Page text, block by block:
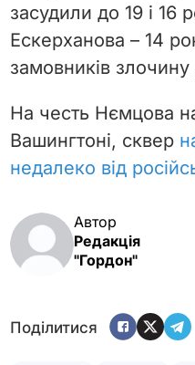
засудили до 19 і 16
Ескерханова – 14
замовників
На честь Нємцова
Вашингтоні, сквер
недалеко від
Автор
Редакція
"Гордон"
Поділитися